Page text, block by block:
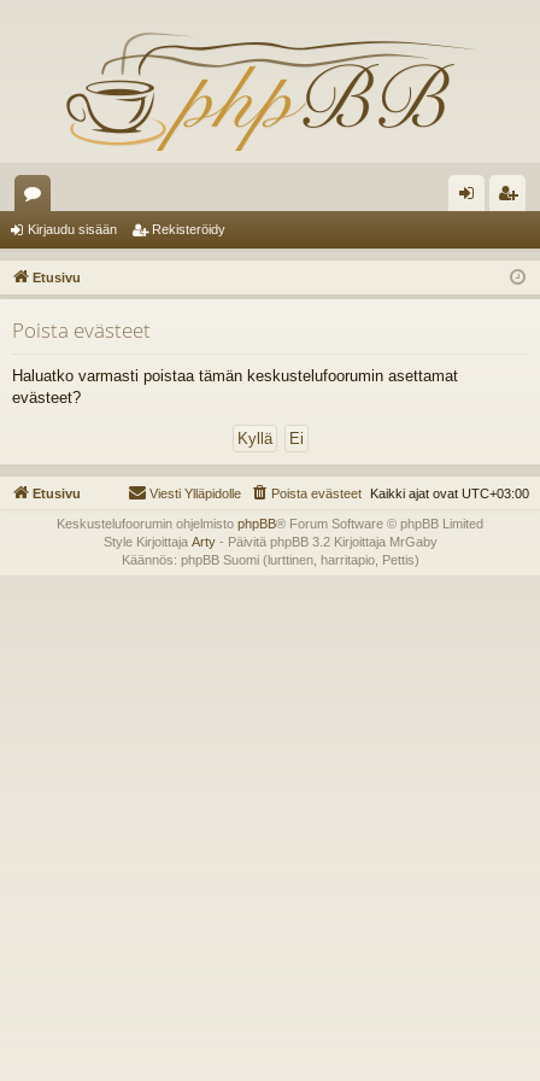
es
ku
st
el
ua
t
au
du
ist
er
Kirjaudu sisään Rekisteröidy
Etusivu
Poista evästeet
Haluatko varmasti poistaa tämän keskustelufoorumin asettamat
evästeet?
Etusivu Kaikki ajat ovat UTC+03:00
Poista evästeet
Viesti Ylläpidolle
Keskustelufoorumin ohjelmisto phpBB® Forum Software © phpBB Limited
Style Kirjoittaja Arty- Päivitä phpBB 3.2 Kirjoittaja MrGaby
Käännös: phpBB Suomi (lurttinen, harritapio, Pettis)